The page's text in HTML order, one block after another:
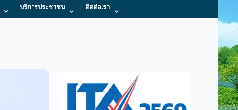
บริการประชาชน ติดต่อเรา